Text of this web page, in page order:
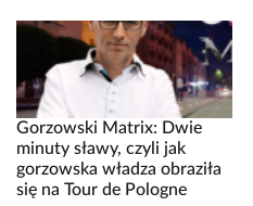
Gorzowski Matrix: Dwie
minuty sławy, czyli jak
gorzowska władza obraziła
się na Tour de Pologne